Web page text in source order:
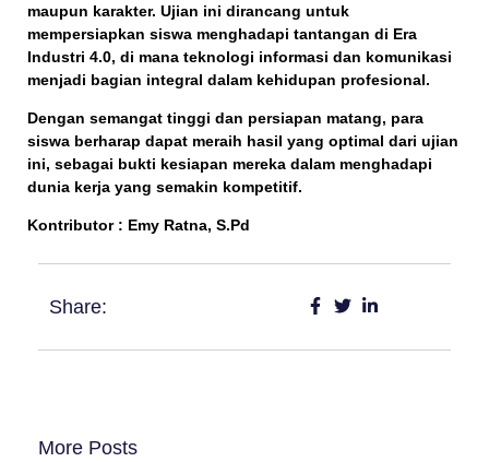
maupun karakter. Ujian ini dirancang untuk
mempersiapkan siswa menghadapi tantangan di Era
Industri 4.0, di mana teknologi informasi dan komunikasi
menjadi bagian integral dalam kehidupan profesional.
Dengan semangat tinggi dan persiapan matang, para
siswa berharap dapat meraih hasil yang optimal dari ujian
ini, sebagai bukti kesiapan mereka dalam menghadapi
dunia kerja yang semakin kompetitif.
Kontributor : Emy Ratna, S.Pd
Share:
More Posts